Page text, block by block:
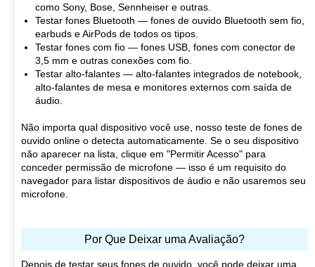
como Sony, Bose, Sennheiser e outras.
Testar fones Bluetooth — fones de ouvido Bluetooth sem fio,
earbuds e AirPods de todos os tipos.
Testar fones com fio — fones USB, fones com conector de
3,5 mm e outras conexões com fio.
Testar alto-falantes — alto-falantes integrados de notebook,
alto-falantes de mesa e monitores externos com saída de
áudio.
Não importa qual dispositivo você use, nosso teste de fones de
ouvido online o detecta automaticamente. Se o seu dispositivo
não aparecer na lista, clique em "Permitir Acesso" para
conceder permissão de microfone — isso é um requisito do
navegador para listar dispositivos de áudio e não usaremos seu
microfone.
Por Que Deixar uma Avaliação?
Depois de testar seus fones de ouvido, você pode deixar uma